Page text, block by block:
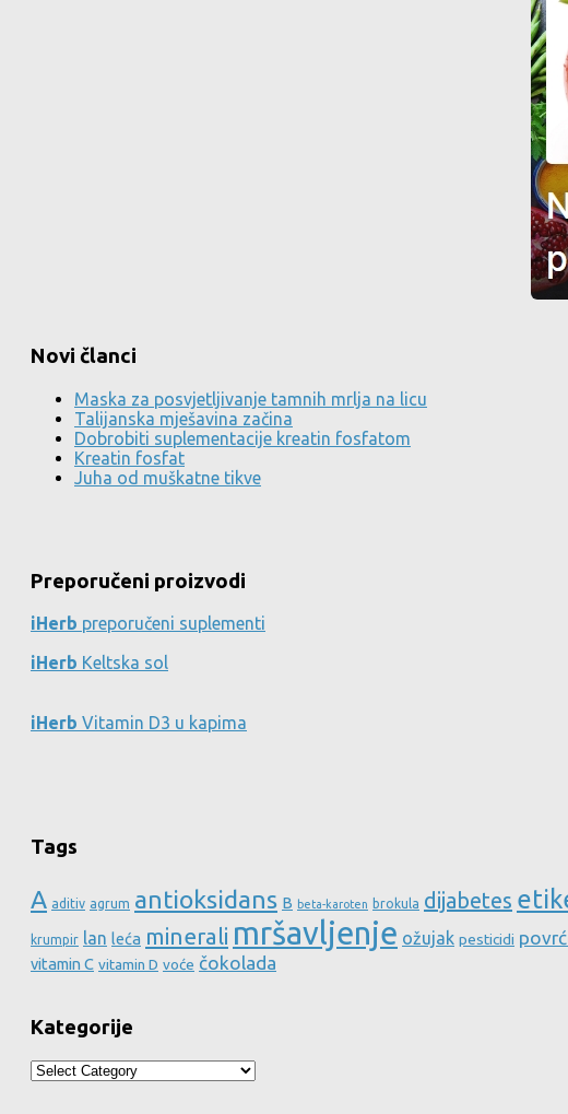
Novi članci
Maska za posvjetljivanje tamnih mrlja na licu
Talijanska mješavina začina
Dobrobiti suplementacije kreatin fosfatom
Kreatin fosfat
Juha od muškatne tikve
Preporučeni proizvodi
iHerb preporučeni suplementi
iHerb Keltska sol
iHerb Vitamin D3 u kapima
Tags
A aditiv agrum antioksidans B beta-karoten brokula dijabetes
krumpir lan leća minerali mršavljenje ožujak pesticidi
vitamin C vitamin D voće čokolada
Kategorije
Kategorije